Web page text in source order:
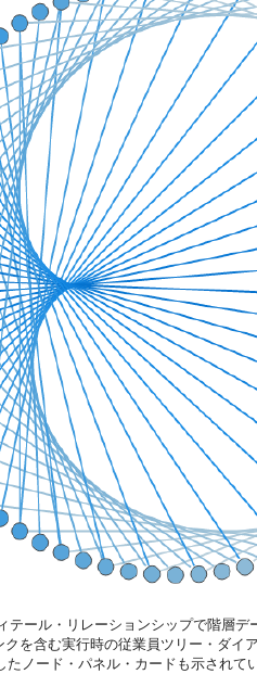
テール・リレーションシップで階層
クを含む実行時の従業員ツリー・ダ
たノード・パネル・カードも示されて